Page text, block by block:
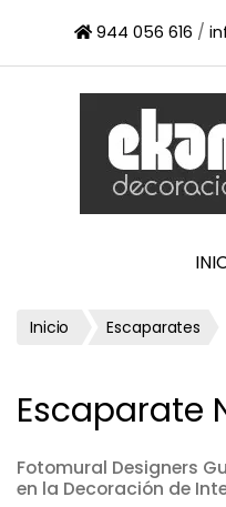
944 056 616 /
INICIO
SHOWROOM
PROYECTOS
Inicio Escaparates
Escaparate
Fotomural Designers
en la Decoración de